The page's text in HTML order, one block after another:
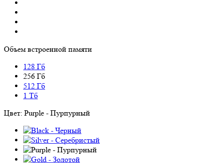
Объем встроенной памяти
128 Гб
256 Гб
512 Гб
1 Тб
Цвет: Purple - Пурпурный